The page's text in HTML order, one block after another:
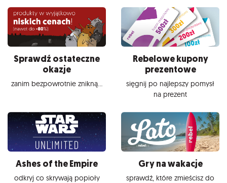
Sprawdź ostateczne
okazje
zanim bezpowrotnie znikną...
Rebelowe kupony
prezentowe
sięgnij po najlepszy pomysł
na prezent
Ashes of the Empire
odkryj co skrywają popioły
Gry na wakacje
sprawdź, które zmieścisz do